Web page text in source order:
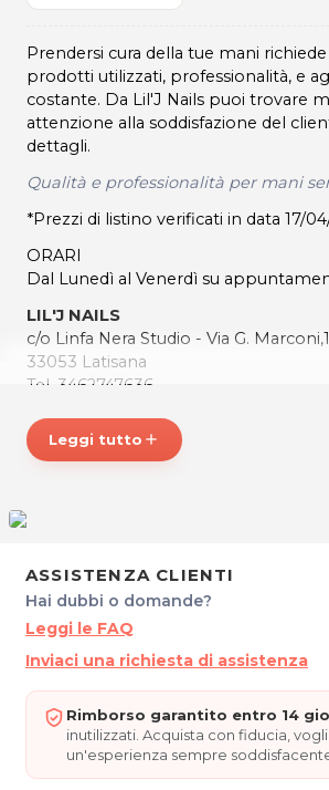
Prendersi cura della tue mani
prodotti utilizzati, professionalità, e
costante. Da Lil'J Nails puoi trovare
attenzione alla soddisfazione del
dettagli.
Qualità e professionalità per mani
*Prezzi di listino verificati in data 17/
ORARI
Dal Lunedì al Venerdì su
LIL'J NAILS
c/o Linfa Nera Studio - Via G.
33053 Latisana
Tel. 3462747636
Per ulteriori informazioni sull'offerta o
acquisto scrivi aposta@espevia.it
Leggi tutto add
ASSISTENZA CLIENTI
Hai dubbi o domande?
Leggi le FAQ
Inviaci una richiesta di assistenza
Rimborso garantito entro 14
inutilizzati. Acquista con fiducia,
un'esperienza sempre